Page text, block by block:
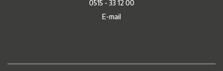
0515 - 33 12 00
E-mail